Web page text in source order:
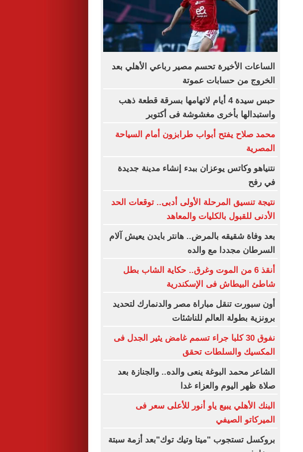
الساعات الأخيرة تحسم مصير رباعي الأهلي بعد
الخروج من حسابات عموتة
حبس سيدة 4 أيام لاتهامها بسرقة قطعة ذهب
واستبدالها بأخرى مغشوشة فى أكتوبر
محمد صلاح يفتح أبواب طرابزون أمام السياحة
المصرية
نتنياهو وكاتس يوعزان ببدء إنشاء مدينة جديدة
في رفح
نتيجة تنسيق المرحلة الأولى أدبى.. توقعات الحد
الأدنى للقبول بالكليات والمعاهد
بعد وفاة شقيقه بالمرض.. هانتر بايدن يعيش آلام
السرطان مجددا مع والده
أنقذ 6 من الموت وغرق.. حكاية الشاب بطل
شاطئ البيطاش فى الإسكندرية
أون سبورت تنقل مباراة مصر والدنمارك لتحديد
برونزية بطولة العالم للناشئات
نفوق 30 كلبا جراء تسمم غامض يثير الجدل فى
المكسيك والسلطات تحقق
الشاعر محمد البوغة ينعى والده.. والجنازة بعد
صلاة ظهر اليوم والعزاء غدا
البنك الأهلي يبيع ياو أنور للأعلى سعر فى
الميركاتو الصيفي
بروكسل تستجوب "ميتا وتيك توك"بعد أزمة سبتة